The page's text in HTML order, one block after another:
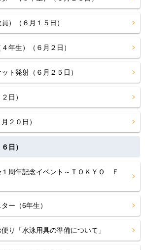
）（６月１５日）
年生）（６月２日）
ト発射（６月２５日）
日）
２０日）
日）
周年記念イベント～ＴＯＫＹＯ Ｆ
ー（6年生）
り「水泳用具の準備について」